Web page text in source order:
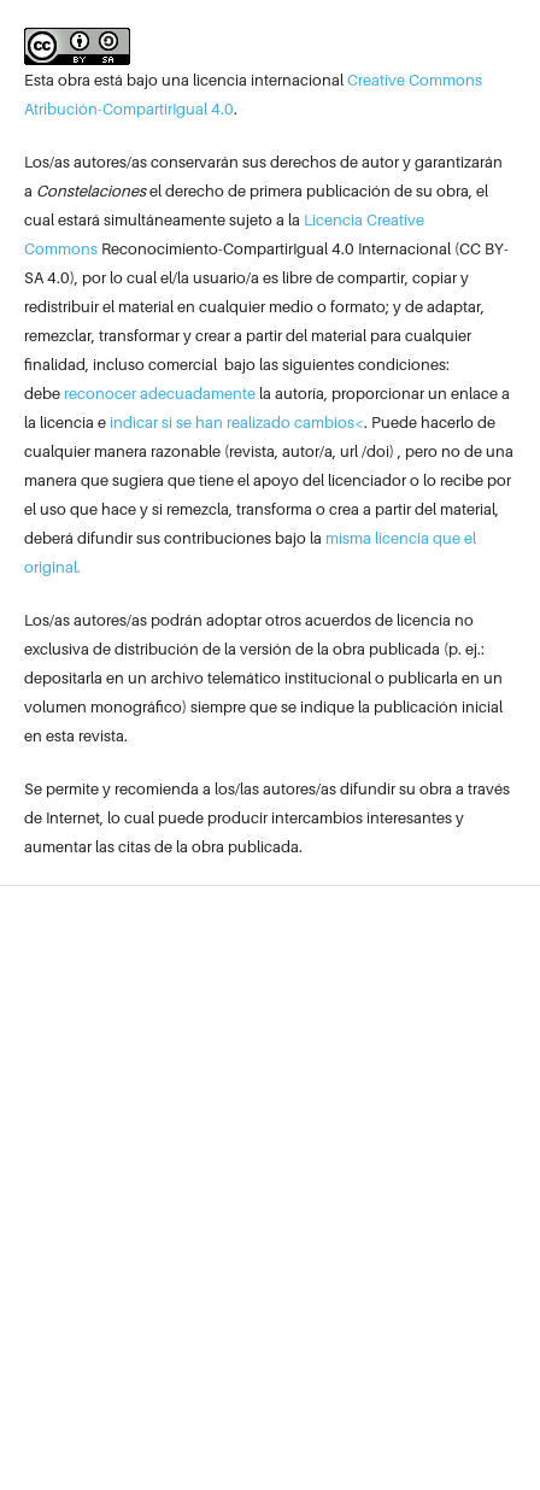
Esta obra está bajo una licencia internacional Creative Commons
Atribución-CompartirIgual 4.0.
Los/as autores/as conservarán sus derechos de autor y garantizarán
a Constelacionesel derecho de primera publicación de su obra, el
cual estará simultáneamente sujeto a la Licencia Creative
Commons Reconocimiento-CompartirIgual 4.0 Internacional (CC BY-
SA 4.0), por lo cual el/la usuario/a es libre de compartir, copiar y
redistribuir el material en cualquier medio o formato; y de adaptar,
remezclar, transformar y crear a partir del material para cualquier
finalidad, incluso comercial bajo las siguientes condiciones:
debe reconocer adecuadamentela autoría, proporcionar un enlace a
la licencia e indicar si se han realizado cambios<. Puede hacerlo de
cualquier manera razonable (revista, autor/a, url /doi) , pero no de una
manera que sugiera que tiene el apoyo del licenciador o lo recibe por
el uso que hace y si remezcla, transforma o crea a partir del material,
deberá difundir sus contribuciones bajo la misma licencia que el
original.
Los/as autores/as podrán adoptar otros acuerdos de licencia no
exclusiva de distribución de la versión de la obra publicada (p. ej.:
depositarla en un archivo telemático institucional o publicarla en un
volumen monográfico) siempre que se indique la publicación inicial
en esta revista.
Se permite y recomienda a los/las autores/as difundir su obra a través
de Internet, lo cual puede producir intercambios interesantes y
aumentar las citas de la obra publicada.